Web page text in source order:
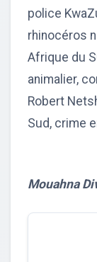
police
rhinocéros
Afrique du
animalier,
Robert
Sud, crime
Mouahna